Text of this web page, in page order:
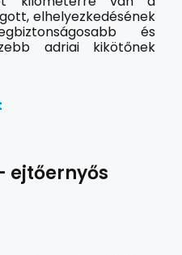
elhelyezkedésének
és
adriai kikötőnek
ejtőernyős